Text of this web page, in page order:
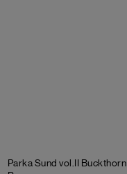
Parka Sund vol.II Buckthorn